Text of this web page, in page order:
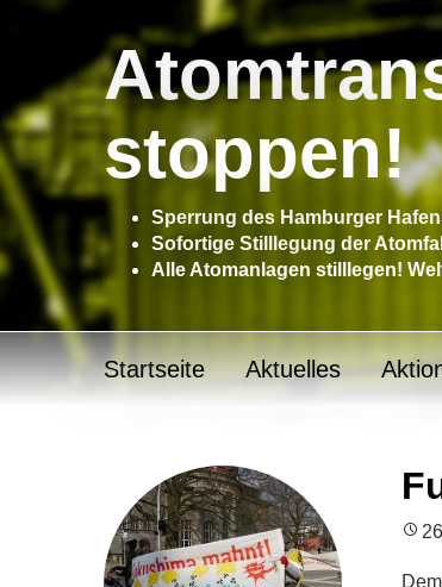
stoppen!
Sperrung des Hamburger
Sofortige Stilllegung der
Alle Atomanlagen stilllegen!
Startseite Aktuelles